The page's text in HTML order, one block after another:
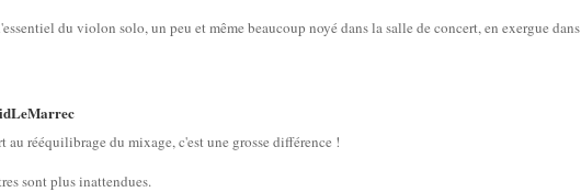
du violon solo, un peu et même beaucoup noyé dans la salle de concert, en exergue dans
au rééquilibrage du mixage, c'est une grosse différence !
sont plus inattendues.